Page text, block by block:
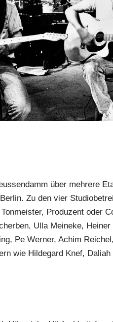
über mehrere
Zu den vier
Produzent oder
Ulla Meineke,
Pe Werner, Achim
wie Hildegard Knef,